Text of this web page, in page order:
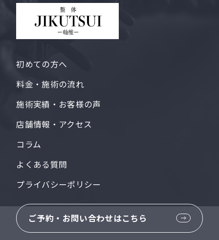
初めての方へ
料金・施術の流れ
施術実績・お客様の声
店舗情報・アクセス
コラム
よくある質問
プライバシーポリシー
ご予約・お問い合わせはこちら